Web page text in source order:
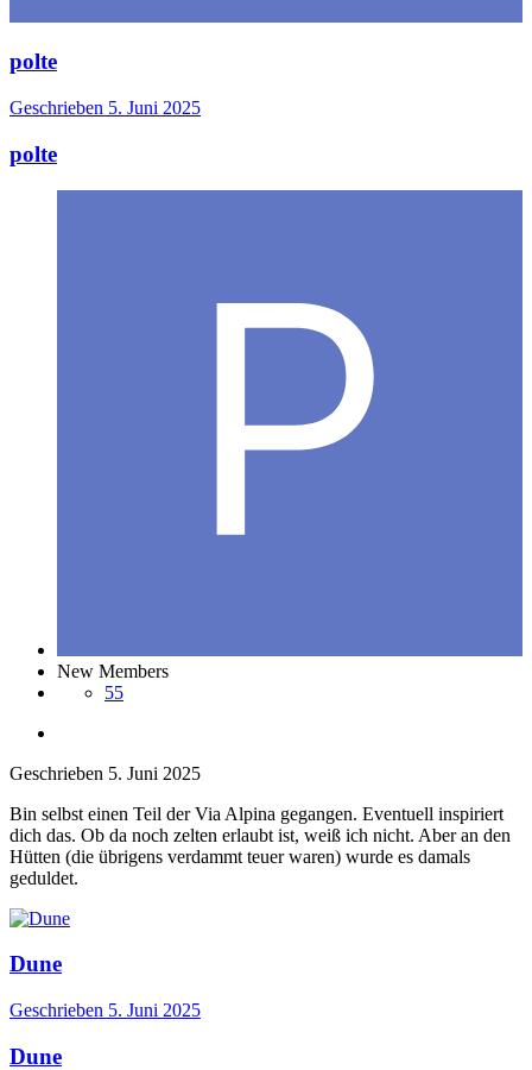
polte
Geschrieben 5. Juni 2025
polte
New Members
55
Geschrieben 5. Juni 2025
Bin selbst einen Teil der Via Alpina gegangen. Eventuell inspiriert
dich das. Ob da noch zelten erlaubt ist, weiß ich nicht. Aber an den
Hütten (die übrigens verdammt teuer waren) wurde es damals
geduldet.
Dune
Geschrieben 5. Juni 2025
Dune